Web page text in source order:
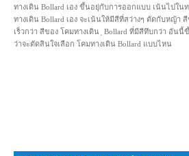
ทางเดิน Bollard เอง ขึ้นอยุ่กับการออกแบบ เน้นไปใน
ทางเดิน Bollard เอง จะเน้นให้มีสีที่สว่างๆ ตัดกับหญ้า
เร็วกว่า สีของ โคมทางเดิน ฺ Bollard ที่มีสีทึบกว่า อัน
ว่าจะตัดสินใจเลือก โคมทางเดิน Bollard แบบไหน